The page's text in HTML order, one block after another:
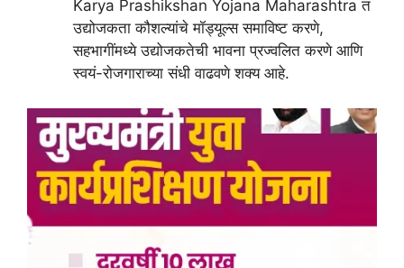
Karya Prashikshan Yojana Maharashtra त
उद्योजकता कौशल्यांचे मॉड्यूल्स समाविष्ट करणे,
सहभागींमध्ये उद्योजकतेची भावना प्रज्वलित करणे आणि
स्वयं-रोजगाराच्या संधी वाढवणे शक्य आहे.